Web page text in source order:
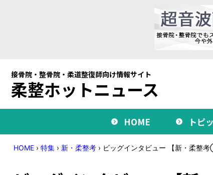
接骨院・整骨院・柔道整復師向け情報サイト
柔整ホットニュース
HOME トピ
HOME › 特集 › 新・柔整考 › ビッグインタビュー 【新・柔整